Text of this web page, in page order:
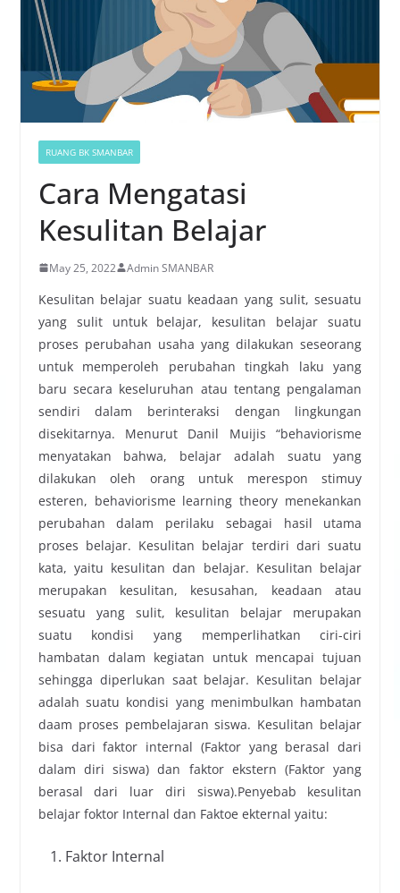
RUANG BK SMANBAR
Cara Mengatasi
Kesulitan Belajar
May 25, 2022 Admin SMANBAR
Kesulitan belajar suatu keadaan yang sulit, sesuatu
yang sulit untuk belajar, kesulitan belajar suatu
proses perubahan usaha yang dilakukan seseorang
untuk memperoleh perubahan tingkah laku yang
baru secara keseluruhan atau tentang pengalaman
sendiri dalam berinteraksi dengan lingkungan
disekitarnya. Menurut Danil Muijis “behaviorisme
menyatakan bahwa, belajar adalah suatu yang
dilakukan oleh orang untuk merespon stimuy
esteren, behaviorisme learning theory menekankan
perubahan dalam perilaku sebagai hasil utama
proses belajar. Kesulitan belajar terdiri dari suatu
kata, yaitu kesulitan dan belajar. Kesulitan belajar
merupakan kesulitan, kesusahan, keadaan atau
sesuatu yang sulit, kesulitan belajar merupakan
suatu kondisi yang memperlihatkan ciri-ciri
hambatan dalam kegiatan untuk mencapai tujuan
sehingga diperlukan saat belajar. Kesulitan belajar
adalah suatu kondisi yang menimbulkan hambatan
daam proses pembelajaran siswa. Kesulitan belajar
bisa dari faktor internal (Faktor yang berasal dari
dalam diri siswa) dan faktor ekstern (Faktor yang
berasal dari luar diri siswa).Penyebab kesulitan
belajar foktor Internal dan Faktoe ekternal yaitu:
Faktor Internal